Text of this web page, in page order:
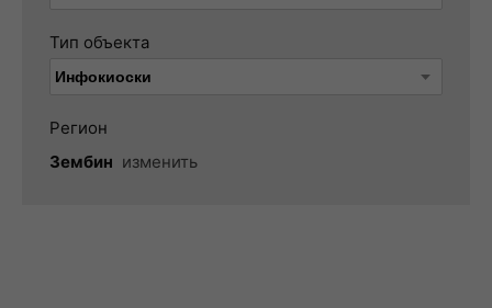
Тип объекта
Регион
Зембин изменить